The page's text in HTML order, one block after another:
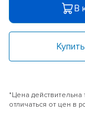
В
*Цена
отличаться от цен в